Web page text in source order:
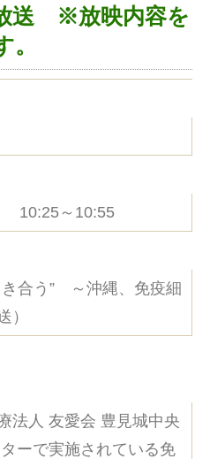
送 ※放映内容を
10:25～10:55
合う” ～沖縄、免疫細
）
法人 友愛会 豊見城中央
ーで実施されている免